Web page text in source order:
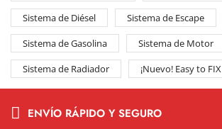
Sistema de Diésel
Sistema de Escape
Sistema de Gasolina
Sistema de Motor
Sistema de Radiador
¡Nuevo! Easy to FIX
ENVÍO RÁPIDO Y SEGURO